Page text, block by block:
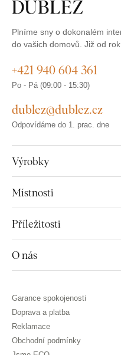
Plníme sny o dokonalém
do vašich domovů. Již od
Výrobky
Místnosti
Příležitosti
O nás
+421 940 604 361
Po - Pá (09:00 - 15:30)
dublez@dublez.cz
Odpovídáme do 1. prac. dne
Garance spokojenosti
Doprava a platba
Reklamace
Obchodní podmínky